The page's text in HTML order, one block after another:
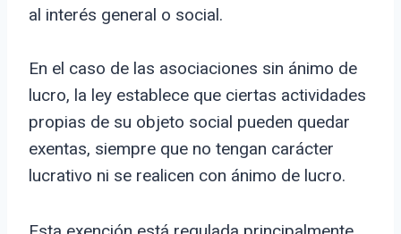
al interés general o social.
En el caso de las asociaciones sin ánimo de
lucro, la ley establece que ciertas actividades
propias de su objeto social pueden quedar
exentas, siempre que no tengan carácter
lucrativo ni se realicen con ánimo de lucro.